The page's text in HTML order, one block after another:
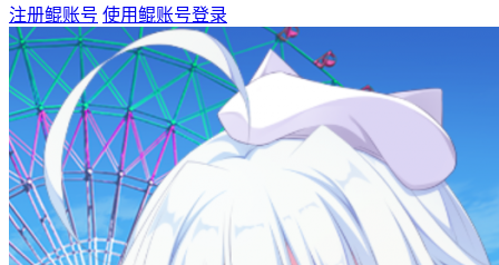
注册鲲账号 使用鲲账号登录